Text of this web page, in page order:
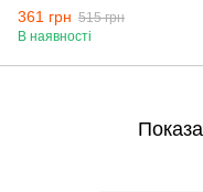
Princesses
361 грн 515 грн
В наявності